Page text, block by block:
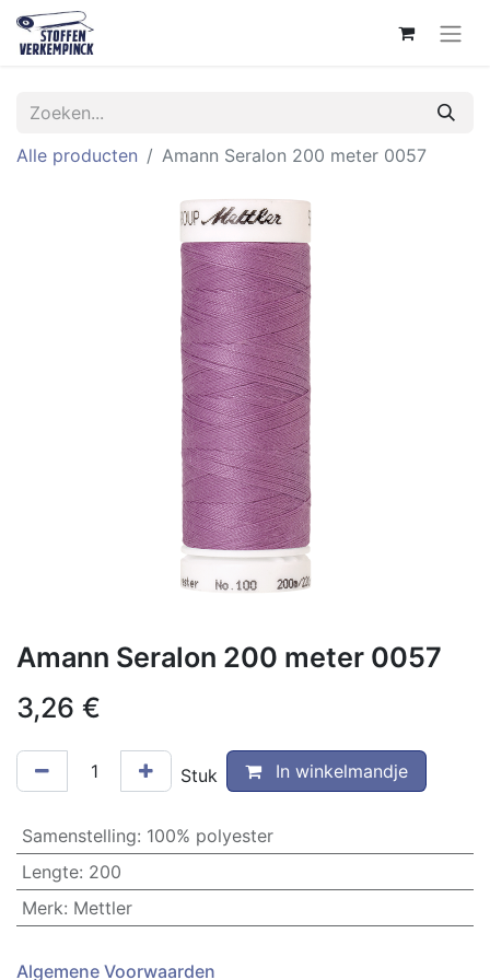
Alle producten Amann Seralon 200 meter 0057
Amann Seralon 200 meter 0057
3,26 €
Stuk In winkelmandje
Samenstelling: 100% polyester
Lengte: 200
Merk: Mettler
Algemene Voorwaarden